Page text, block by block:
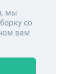
мы
со
вам